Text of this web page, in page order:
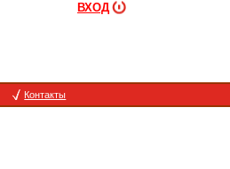
ВХОД
Контакты